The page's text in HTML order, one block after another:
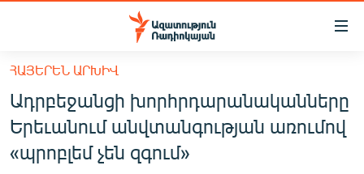
Մատչելիության
հիմնական
բովանդակությանը
Անցնել
հիմնական
մենյուին
ՀԱՅԱՍՏԱՆ
ՔԱՂԱՔԱԿԱՆ
ՀԱՅԵՐԵՆ ԱՐԽԻՎ
Ադրբեջանցի խորհրդարանականները
Երեւանում անվտանգության առումով
«պրոբլեմ չեն զգում»